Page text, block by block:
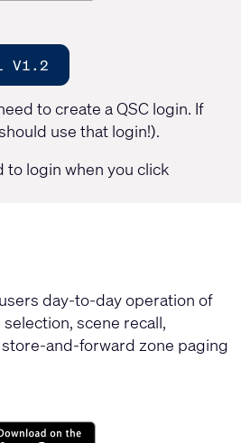
V1.2
to create a QSC login. If
use that login!).
to login when you click
day-to-day operation of
scene recall,
and-forward zone paging